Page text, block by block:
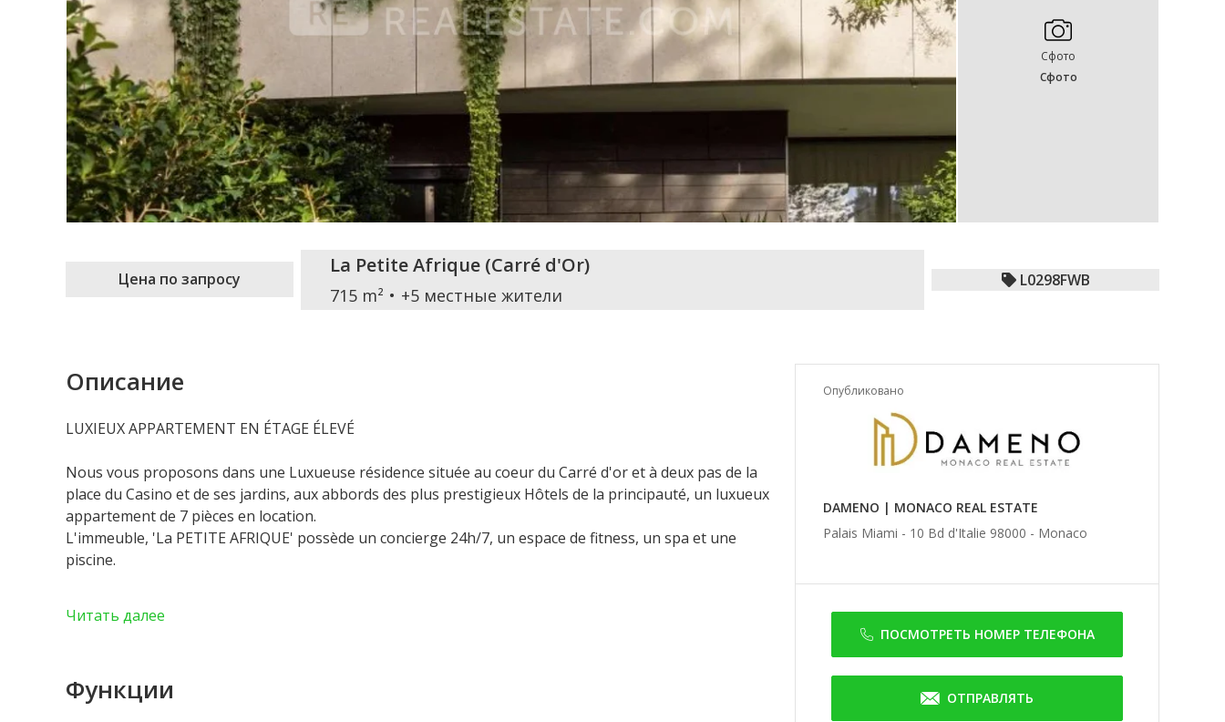
Сфото
Сфото
Цена по запросу
La Petite Afrique (Carré d'Or)
715 m² +5 местные жители
L0298FWB
Опубликовано
DAMENO | MONACO REAL ESTATE
Palais Miami - 10 Bd d'Italie 98000 - Monaco
ПОСМОТРЕТЬ НОМЕР ТЕЛЕФОНА
ОТПРАВЛЯТЬ
Описание
LUXIEUX APPARTEMENT EN ÉTAGE ÉLEVÉ
Nous vous proposons dans une Luxueuse résidence située au coeur du Carré d'or et à deux pas de la
place du Casino et de ses jardins, aux abbords des plus prestigieux Hôtels de la principauté, un luxueux
appartement de 7 pièces en location.
L'immeuble, 'La PETITE AFRIQUE' possède un concierge 24h/7, un espace de fitness, un spa et une
piscine.
complètement rénové avec des matériaux de grandes qualités.
bénéficie d'une vue somptueuse et unique sur le Casino, ses jardins et la mer.
Читать далее
Функции